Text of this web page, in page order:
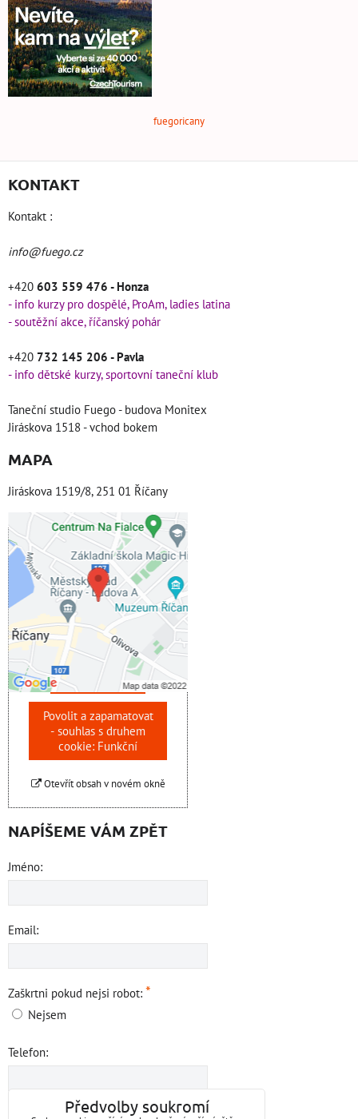
fuegoricany
KONTAKT
Kontakt :
info@fuego.cz
+420 603 559 476 - Honza
- info kurzy pro dospělé, ProAm, ladies latina
- soutěžní akce, říčanský pohár
+420 732 145 206 - Pavla
- info dětské kurzy, sportovní taneční klub
Taneční studio Fuego - budova Monitex
Jiráskova 1518 - vchod bokem
MAPA
Jiráskova 1519/8, 251 01 Říčany
Externí obsah je
blokován Volbami
soukromí
Přejete si načíst externí
obsah?
Povolit jednou
Povolit a zapamatovat
- souhlas s druhem
cookie: Funkční
Otevřít obsah v novém okně
NAPÍŠEME VÁM ZPĚT
Jméno:
Email:
Zaškrtni pokud nejsi robot: *
Nejsem
Telefon:
Váš vzkaz: Předvolby soukromí